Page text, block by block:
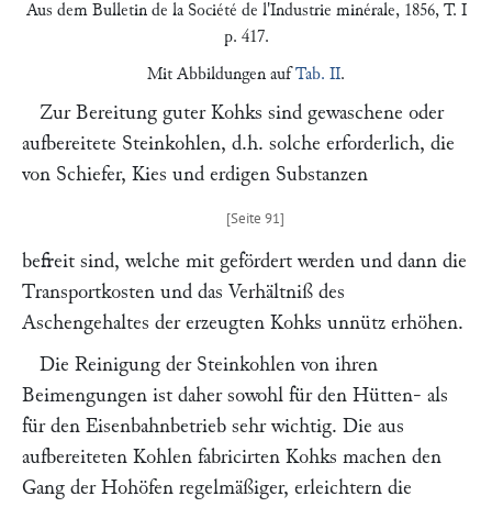
Aus dem Bulletin de la Société de l'Industrie minérale, 1856, T. I
p. 417.
Mit Abbildungen aufTab. II.
Zur Bereitung guter Kohks sind gewaschene oder
aufbereitete Steinkohlen, d.h. solche erforderlich, die
von Schiefer, Kies und erdigen Substanzen
befreit sind, welche mit gefördert werden und dann die
Transportkosten und das Verhältniß des
Aschengehaltes der erzeugten Kohks unnütz erhöhen.
Die Reinigung der Steinkohlen von ihren
Beimengungen ist daher sowohl für den Hütten- als
für den Eisenbahnbetrieb sehr wichtig. Die aus
aufbereiteten Kohlen fabricirten Kohks machen den
Gang der Hohöfen regelmäßiger, erleichtern die